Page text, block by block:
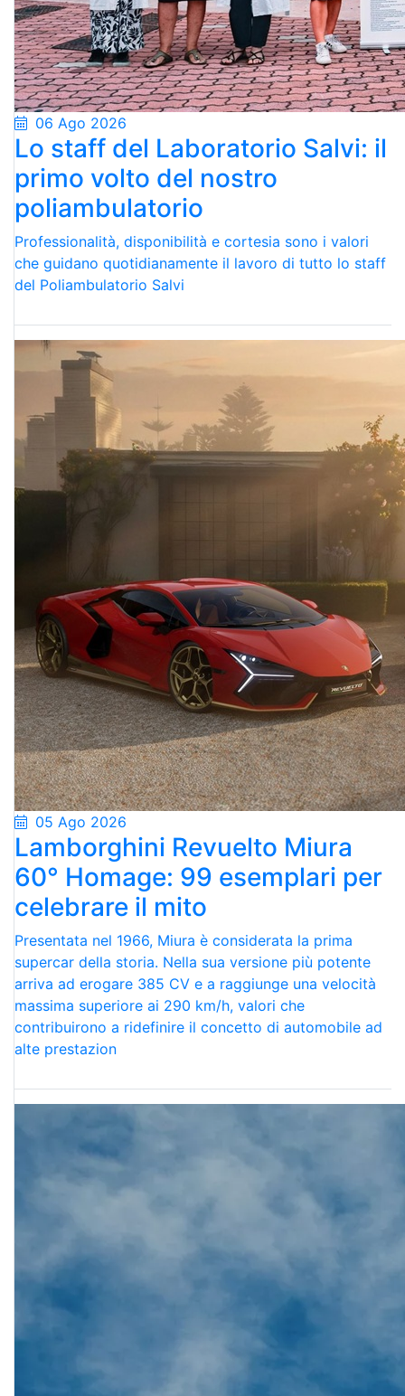
06 Ago 2026
Lo staff del Laboratorio Salvi: il
primo volto del nostro
poliambulatorio
Professionalità, disponibilità e cortesia sono i valori
che guidano quotidianamente il lavoro di tutto lo staff
del Poliambulatorio Salvi
05 Ago 2026
Lamborghini Revuelto Miura
60° Homage: 99 esemplari per
celebrare il mito
Presentata nel 1966, Miura è considerata la prima
supercar della storia. Nella sua versione più potente
arriva ad erogare 385 CV e a raggiunge una velocità
massima superiore ai 290 km/h, valori che
contribuirono a ridefinire il concetto di automobile ad
alte prestazion